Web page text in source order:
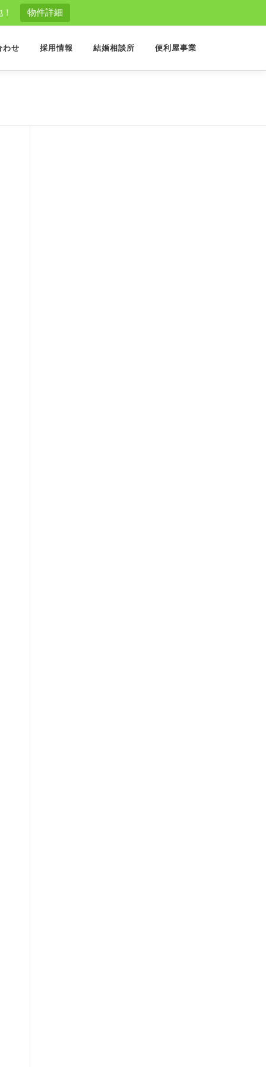
物件詳細
わせ 採用情報 結婚相談所 便利屋事業